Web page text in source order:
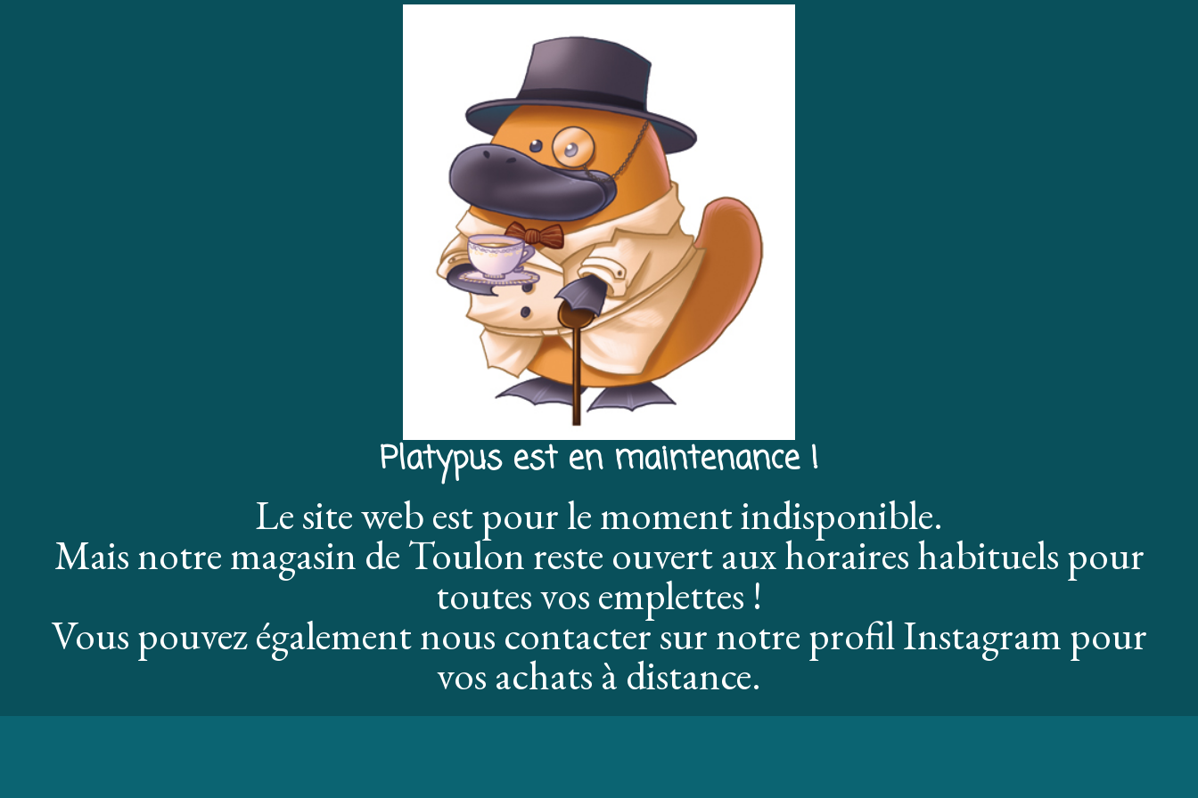
Platypus est en maintenance !
Le site web est pour le moment indisponible.
Mais notre magasin de Toulon reste ouvert aux horaires habituels pour
toutes vos emplettes !
Vous pouvez également nous contacter sur notre profil Instagram pour
vos achats à distance.